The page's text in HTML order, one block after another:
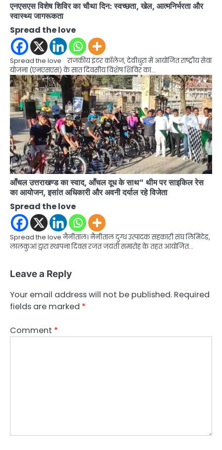
एनएसएस विशेष शिविर का चौथा दिन: स्वच्छता, खेल, आत्मनिर्भरता और
स्वास्थ्य जागरूकता
Spread the love
Spread the love राजकीय इंटर कॉलेज, देवीधुरा में आयोजित राष्ट्रीय सेवा
योजना (एनएसएस) के सात दिवसीय विशेष शिविर का…
आँचल उत्तराखण्ड का स्वाद, आँचल दूध के साथ” थीम पर साइकिल रेस
का आयोजन, इसांत अधिकारी और अवनी दर्याल रहे विजेता
Spread the love
Spread the love नैनीताल। नैनीताल दुग्ध उत्पादक सहकारी संघ लिमिटेड,
लालकुआं द्वारा स्थापना दिवस रजत जयंती समारोह के तहत आयोजित…
Leave a Reply
Your email address will not be published. Required
fields are marked *
Comment *